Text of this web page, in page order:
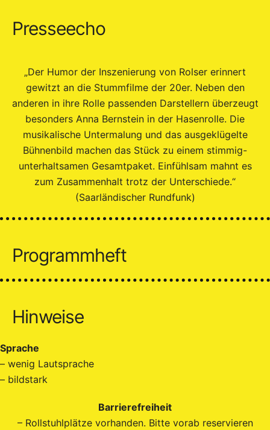
Presseecho
„Der Humor der Inszenierung von Rolser erinnert
gewitzt an die Stummfilme der 20er. Neben den
anderen in ihre Rolle passenden Darstellern überzeugt
besonders Anna Bernstein in der Hasenrolle. Die
musikalische Untermalung und das ausgeklügelte
Bühnenbild machen das Stück zu einem stimmig-
unterhaltsamen Gesamtpaket. Einfühlsam mahnt es
zum Zusammenhalt trotz der Unterschiede.“
(Saarländischer Rundfunk)
Programmheft
Hinweise
Sprache
– wenig Lautsprache
– bildstark
Barrierefreiheit
– Rollstuhlplätze vorhanden. Bitte vorab reservieren